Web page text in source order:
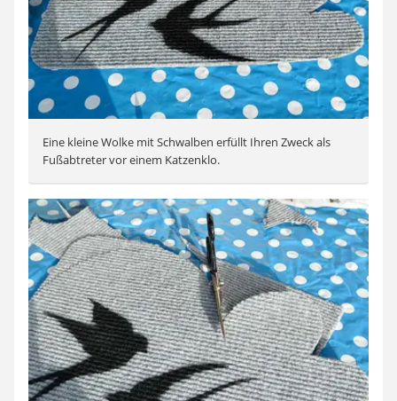
Eine kleine Wolke mit Schwalben erfüllt Ihren Zweck als
Fußabtreter vor einem Katzenklo.